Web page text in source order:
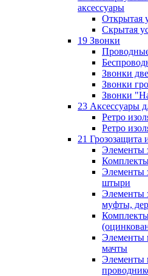
аксессуары
Открытая
Скрытая
19 Звонки
Звонки
Звонки
Звонки
23 Аксессуары
Ретро
Ретро
21 Грозозащита
Элементы
Элементы
штыри
Элементы
муфты,
Элементы
мачты
Элементы